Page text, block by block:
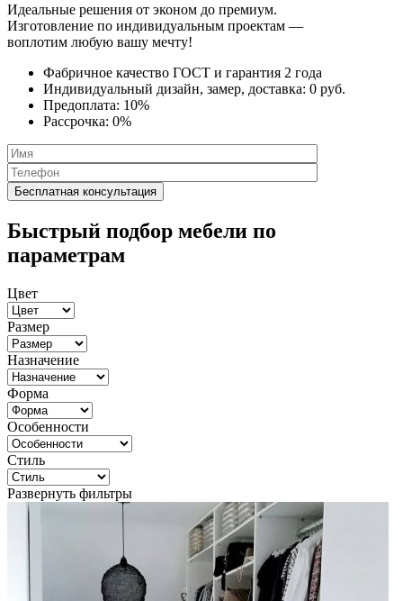
Идеальные решения от эконом до премиум.
Изготовление по индивидуальным проектам —
воплотим любую вашу мечту!
Фабричное качество ГОСТ и гарантия 2 года
Индивидуальный дизайн, замер, доставка: 0 руб.
Предоплата: 10%
Рассрочка: 0%
Быстрый подбор мебели по
параметрам
Цвет
Размер
Назначение
Форма
Особенности
Стиль
Развернуть фильтры